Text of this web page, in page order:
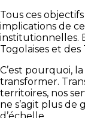
Tous ces
implications de
institutionnelles.
Togolaises et
C’est pourquoi,
transformer.
territoires, nos
ne s’agit plus de